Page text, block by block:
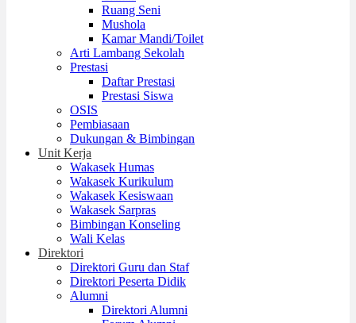
Ruang Seni
Mushola
Kamar Mandi/Toilet
Arti Lambang Sekolah
Prestasi
Daftar Prestasi
Prestasi Siswa
OSIS
Pembiasaan
Dukungan & Bimbingan
Unit Kerja
Wakasek Humas
Wakasek Kurikulum
Wakasek Kesiswaan
Wakasek Sarpras
Bimbingan Konseling
Wali Kelas
Direktori
Direktori Guru dan Staf
Direktori Peserta Didik
Alumni
Direktori Alumni